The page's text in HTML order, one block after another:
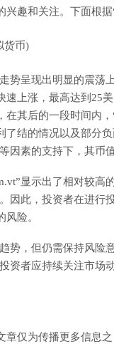
趣和关注。下面根
势呈现出明显的震荡
上涨，最高达到25
其后的一段时间内
结的情况以及部分
因素的支持下，其币
显示出了相对较
因此，投资者在进行
险。
势，但仍需保持风
资者应持续关注市场
仅为传播更多信息